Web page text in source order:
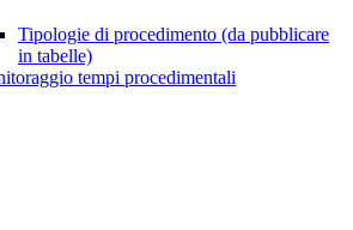
Tipologie di procedimento (da pubblicare
in tabelle)
tempi procedimentali